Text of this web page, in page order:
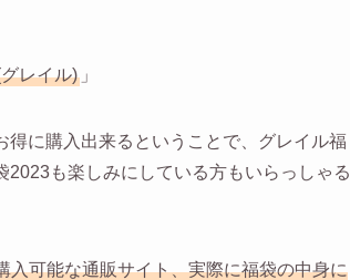
レイル) 」
に購入出来るということで、グレイル福
も楽しみにしている方もいらっしゃる
入可能な通販サイト、実際に福袋の中身に